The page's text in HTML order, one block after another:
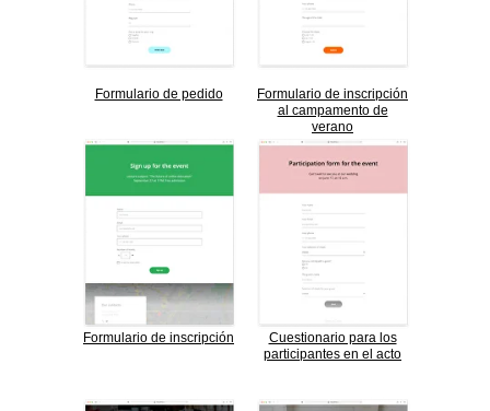
Formulario de pedido
Formulario de inscripción
al campamento de
verano
Formulario de inscripción
Cuestionario para los
participantes en el acto